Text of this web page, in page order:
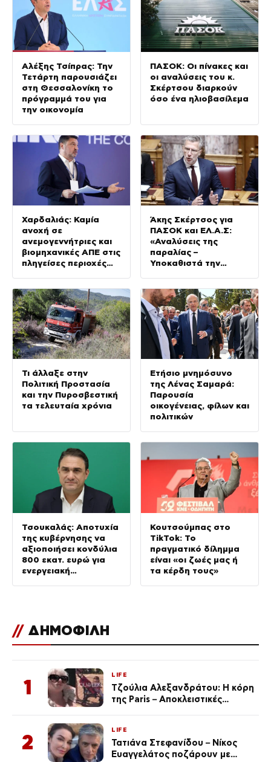
Αλέξης Τσίπρας: Την
Τετάρτη παρουσιάζει
στη Θεσσαλονίκη το
πρόγραμμά του για
την οικονομία
ΠΑΣΟΚ: Οι πίνακες και
οι αναλύσεις του κ.
Σκέρτσου διαρκούν
όσο ένα ηλιοβασίλεμα
Χαρδαλιάς: Καμία
ανοχή σε
ανεμογεννήτριες και
βιομηχανικές ΑΠΕ στις
πληγείσες περιοχές
Άκης Σκέρτσος για
ΠΑΣΟΚ και ΕΛ.Α.Σ:
«Αναλύσεις της
παραλίας –
Υποκαθιστά την
προπαγάνδα»
Τι άλλαξε στην
Πολιτική Προστασία
και την Πυροσβεστική
τα τελευταία χρόνια
Ετήσιο μνημόσυνο
της Λένας Σαμαρά:
Παρουσία
οικογένειας, φίλων και
πολιτικών
Τσουκαλάς: Αποτυχία
της κυβέρνησης να
αξιοποιήσει κονδύλια
800 εκατ. ευρώ για
ενεργειακή
Κουτσούμπας στο
TikTok: Το
πραγματικό δίλημμα
είναι «οι ζωές μας ή
τα κέρδη τους»
// ΔΗΜΟΦΙΛΗ
1
LIFE
Τζούλια Αλεξανδράτου: Η κόρη
της Paris – Αποκλειστικές
2
LIFE
Τατιάνα Στεφανίδου – Νίκος
Ευαγγελάτος ποζάρουν με